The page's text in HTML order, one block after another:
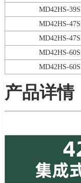
MD42HS-
MD42HS-
MD42HS-
MD42HS-
MD42HS-
产品详情